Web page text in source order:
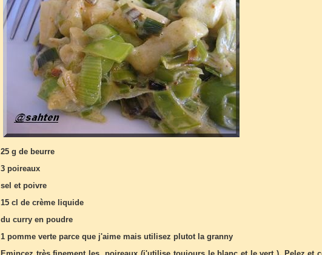
25 g de beurre
3 poireaux
sel et poivre
15 cl de crème liquide
du curry en poudre
1 pomme verte parce que j'aime mais utilisez plutot la granny